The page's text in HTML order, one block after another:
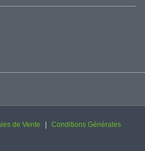
de Vente
Conditions Générales